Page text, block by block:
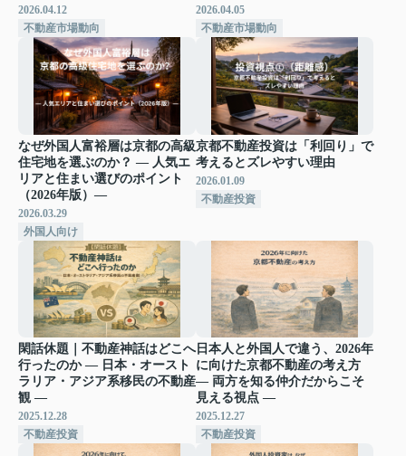
2026.04.12
不動産市場動向
2026.04.05
不動産市場動向
なぜ外国人富裕層は京都の高級
住宅地を選ぶのか？ ― 人気エ
リアと住まい選びのポイント
（2026年版）―
2026.03.29
外国人向け
京都不動産投資は「利回り」で
考えるとズレやすい理由
2026.01.09
不動産投資
閑話休題｜不動産神話はどこへ
行ったのか ― 日本・オースト
ラリア・アジア系移民の不動産
観 ―
2025.12.28
不動産投資
日本人と外国人で違う、2026年
に向けた京都不動産の考え方
— 両方を知る仲介だからこそ
見える視点 —
2025.12.27
不動産投資